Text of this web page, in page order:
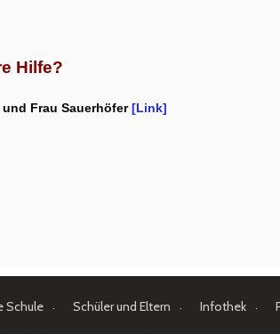
Hilfe?
Frau Sauerhöfer[Link]
Schule Schüler und Eltern Infothek